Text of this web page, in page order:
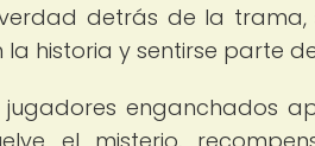
detrás de la
historia y sentirse parte
enganchados